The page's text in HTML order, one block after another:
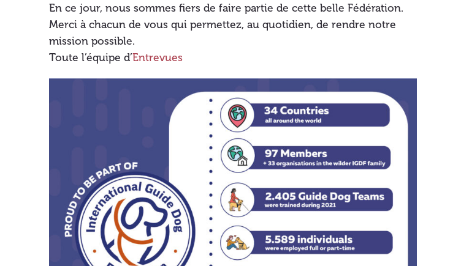
En ce jour, nous sommes fiers de faire partie de cette belle Fédération.
Merci à chacun de vous qui permettez, au quotidien, de rendre notre
mission possible.
Toute l’équipe d’Entrevues